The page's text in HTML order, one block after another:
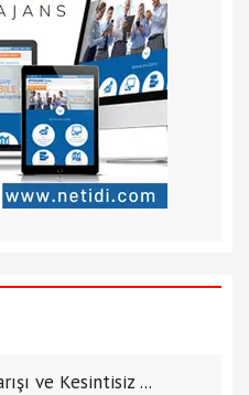
ve Kesintisiz ...